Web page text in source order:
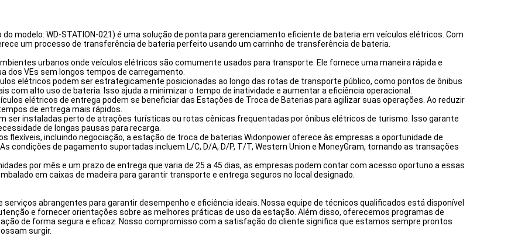
modelo: WD-STATION-021) é uma solução de ponta para gerenciamento eficiente de bateria em veículos elétricos. Com
um processo de transferência de bateria perfeito usando um carrinho de transferência de bateria.
urbanos onde veículos elétricos são comumente usados ​​para transporte. Ele fornece uma maneira rápida e
dos VEs sem longos tempos de carregamento.
elétricos podem ser estrategicamente posicionadas ao longo das rotas de transporte público, como pontos de ônibus
alto uso de bateria. Isso ajuda a minimizar o tempo de inatividade e aumentar a eficiência operacional.
elétricos de entrega podem se beneficiar das Estações de Troca de Baterias para agilizar suas operações. Ao reduzir
de entrega mais rápidos.
ser instaladas perto de atrações turísticas ou rotas cênicas frequentadas por ônibus elétricos de turismo. Isso garante
de longas pausas para recarga.
flexíveis, incluindo negociação, a estação de troca de baterias Widonpower oferece às empresas a oportunidade de
condições de pagamento suportadas incluem L/C, D/A, D/P, T/T, Western Union e MoneyGram, tornando as transações
por mês e um prazo de entrega que varia de 25 a 45 dias, as empresas podem contar com acesso oportuno a essas
em caixas de madeira para garantir transporte e entrega seguros no local designado.
abrangentes para garantir desempenho e eficiência ideais. Nossa equipe de técnicos qualificados está disponível
e fornecer orientações sobre as melhores práticas de uso da estação. Além disso, oferecemos programas de
de forma segura e eficaz. Nosso compromisso com a satisfação do cliente significa que estamos sempre prontos
surgir.